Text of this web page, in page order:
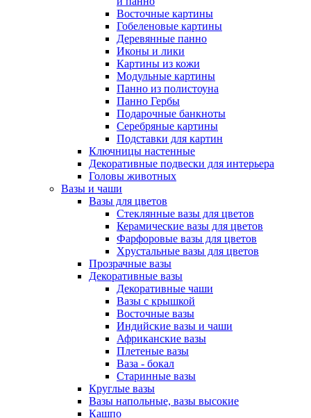
Восточные картины
Гобеленовые картины
Деревянные панно
Иконы и лики
Картины из кожи
Модульные картины
Панно из полистоуна
Панно Гербы
Подарочные банкноты
Серебряные картины
Подставки для картин
Ключницы настенные
Декоративные подвески для интерьера
Головы животных
Вазы и чаши
Вазы для цветов
Стеклянные вазы для цветов
Керамические вазы для цветов
Фарфоровые вазы для цветов
Хрустальные вазы для цветов
Прозрачные вазы
Декоративные вазы
Декоративные чаши
Вазы с крышкой
Восточные вазы
Индийские вазы и чаши
Африканские вазы
Плетеные вазы
Ваза - бокал
Старинные вазы
Круглые вазы
Вазы напольные, вазы высокие
Кашпо